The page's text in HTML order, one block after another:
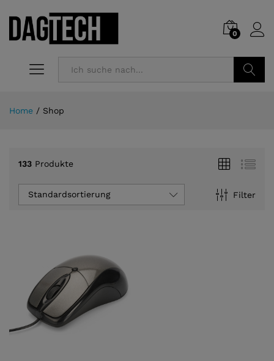
0
Home / Shop
133 Produkte
Filter
Standardsortierung